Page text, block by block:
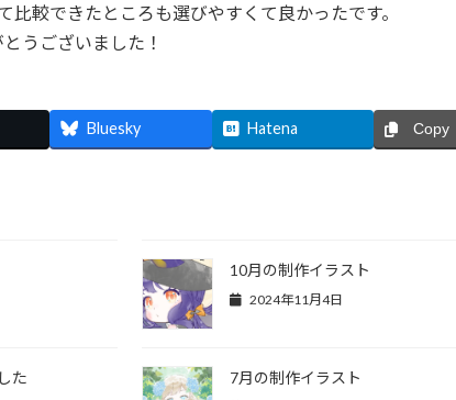
較できたところも選びやすくて良かったです。
うございました！
Bluesky Hatena Copy
10月の制作イラスト
2024年11月4日
た 7月の制作イラスト